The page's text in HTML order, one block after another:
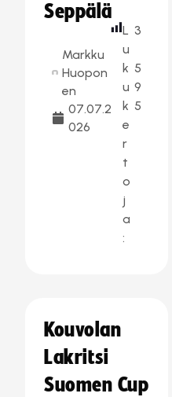
Seppälä
Markku
Huopon
en
07.07.2
026
L
u
k
u
k
e
r
t
o
j
a
:
3
5
9
5
Kouvolan
Lakritsi
Suomen Cup